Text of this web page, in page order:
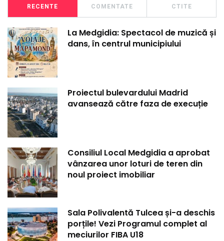
RECENTE COMENTATE CTITE
La Medgidia: Spectacol de muzică și
dans, în centrul municipiului
Proiectul bulevardului Madrid
avansează către faza de execuție
Consiliul Local Medgidia a aprobat
vânzarea unor loturi de teren din
noul proiect imobiliar
Sala Polivalentă Tulcea și-a deschis
porțile! Vezi Programul complet al
meciurilor FIBA U18